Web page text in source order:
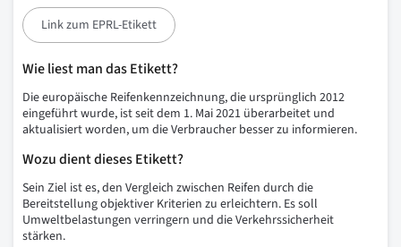
Link zum EPRL-Etikett
Wie liest man das Etikett?
Die europäische Reifenkennzeichnung, die ursprünglich 2012
eingeführt wurde, ist seit dem 1. Mai 2021 überarbeitet und
aktualisiert worden, um die Verbraucher besser zu informieren.
Wozu dient dieses Etikett?
Sein Ziel ist es, den Vergleich zwischen Reifen durch die
Bereitstellung objektiver Kriterien zu erleichtern. Es soll
Umweltbelastungen verringern und die Verkehrssicherheit
stärken.